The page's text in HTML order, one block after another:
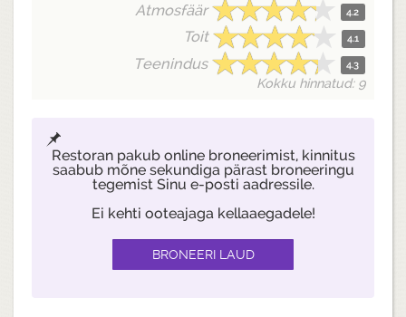
Atmosfäär 4.2
Toit 4.1
Teenindus 4.3
Kokku hinnatud: 9
Restoran pakub online broneerimist, kinnitus
saabub mõne sekundiga pärast broneeringu
tegemist Sinu e-posti aadressile.
Ei kehti ooteajaga kellaaegadele!